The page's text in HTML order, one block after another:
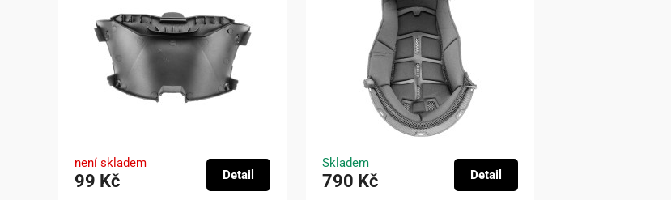
není skladem
99 Kč Detail
Skladem
790 Kč Detail